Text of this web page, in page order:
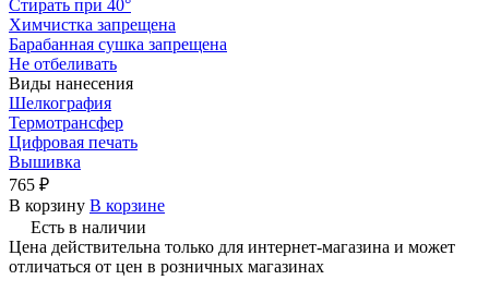
Стирать при 40°
Химчистка запрещена
Барабанная сушка запрещена
Не отбеливать
Виды нанесения
Шелкография
Термотрансфер
Цифровая печать
Вышивка
765 ₽
В корзину В корзине
Есть в наличии
Цена действительна только для интернет-магазина и может
отличаться от цен в розничных магазинах